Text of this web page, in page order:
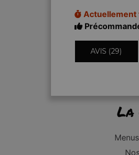
Actuellement
AVIS (29)
La